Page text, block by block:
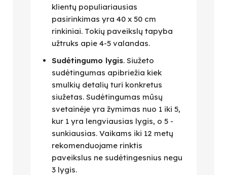
klientų populiariausias
pasirinkimas yra 40 x 50 cm
rinkiniai. Tokių paveikslų tapyba
užtruks apie 4-5 valandas.
Sudėtingumo lygis. Siužeto
sudėtingumas apibriežia kiek
smulkių detalių turi konkretus
siužetas. Sudėtingumas mūsų
svetainėje yra žymimas nuo 1 iki 5,
kur 1 yra lengviausias lygis, o 5 -
sunkiausias. Vaikams iki 12 metų
rekomenduojame rinktis
paveikslus ne sudėtingesnius negu
3 lygis.